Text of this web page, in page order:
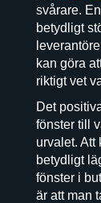
svårare.
betydligt
kan göra
riktigt vet
Det
fönster till
urvalet. Att
betydligt
fönster i
är att man